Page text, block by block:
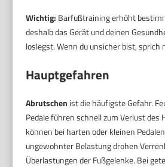
Wichtig: Barfußtraining erhöht
deshalb das Gerät und deinen
loslegst. Wenn du unsicher bist, sprich
Hauptgefahren
Abrutschen ist die häufigste Gefahr.
Pedale führen schnell zum Verlust des
können bei harten oder kleinen
ungewohnter Belastung drohen
Überlastungen der Fußgelenke. Bei